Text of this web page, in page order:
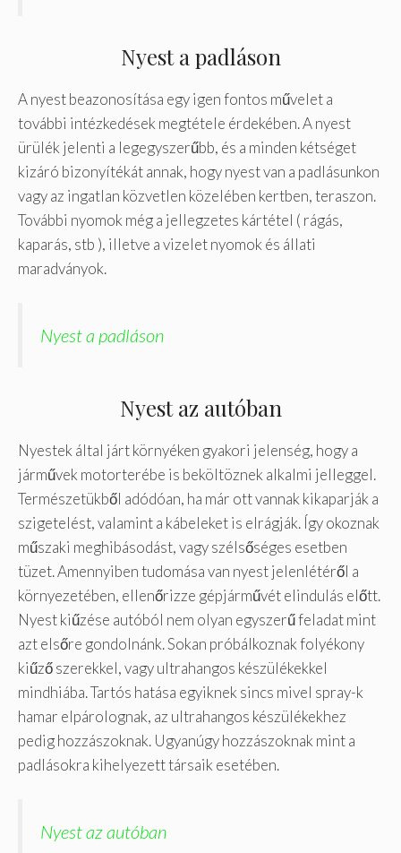
Nyest a padláson
A nyest beazonosítása egy igen fontos művelet a
további intézkedések megtétele érdekében. A nyest
ürülék jelenti a legegyszerűbb, és a minden kétséget
kizáró bizonyítékát annak, hogy nyest van a padlásunkon
vagy az ingatlan közvetlen közelében kertben, teraszon.
További nyomok még a jellegzetes kártétel ( rágás,
kaparás, stb ), illetve a vizelet nyomok és állati
maradványok.
Nyest a padláson
Nyest az autóban
Nyestek által járt környéken gyakori jelenség, hogy a
járművek motorterébe is beköltöznek alkalmi jelleggel.
Természetükből adódóan, ha már ott vannak kikaparják a
szigetelést, valamint a kábeleket is elrágják. Így okoznak
műszaki meghibásodást, vagy szélsőséges esetben
tüzet. Amennyiben tudomása van nyest jelenlétéről a
környezetében, ellenőrizze gépjárművét elindulás előtt.
Nyest kiűzése autóból nem olyan egyszerű feladat mint
azt elsőre gondolnánk. Sokan próbálkoznak folyékony
kiűző szerekkel, vagy ultrahangos készülékekkel
mindhiába. Tartós hatása egyiknek sincs mivel spray-k
hamar elpárolognak, az ultrahangos készülékekhez
pedig hozzászoknak. Ugyanúgy hozzászoknak mint a
padlásokra kihelyezett társaik esetében.
Nyest az autóban